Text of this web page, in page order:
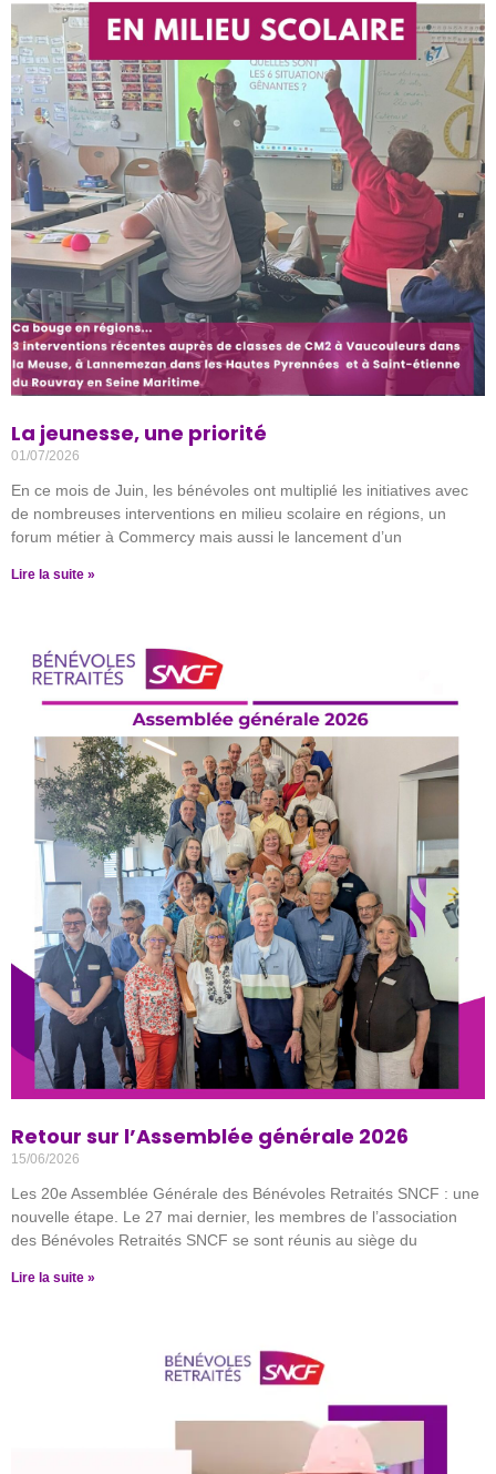
La jeunesse, une priorité
01/07/2026
En ce mois de Juin, les bénévoles ont multiplié les initiatives avec
de nombreuses interventions en milieu scolaire en régions, un
forum métier à Commercy mais aussi le lancement d’un
Lire la suite »
Retour sur l’Assemblée générale 2026
15/06/2026
Les 20e Assemblée Générale des Bénévoles Retraités SNCF : une
nouvelle étape. Le 27 mai dernier, les membres de l’association
des Bénévoles Retraités SNCF se sont réunis au siège du
Lire la suite »